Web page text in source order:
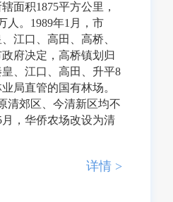
面积1875平方公里，
人。1989年1月，市
江口、高田、高桥、
府决定，高桥镇划归
、江口、高田、升平8
局直管的国有林场。
清郊区、今清新区均不
，华侨农场改设为清
详情 >